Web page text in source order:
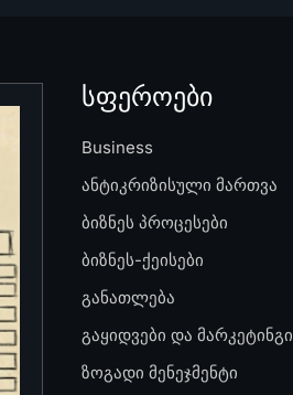
სფეროები
Business
ანტიკრიზისული მართვა
ბიზნეს პროცესები
ბიზნეს-ქეისები
განათლება
გაყიდვები და მარკეტინგი
ზოგადი მენეჯმენტი